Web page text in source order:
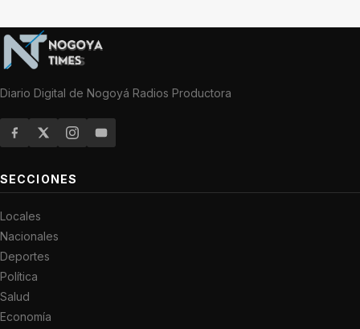
Diario Digital de Nogoyá Radios Productora
SECCIONES
Locales
Nacionales
Deportes
Política
Salud
Economía